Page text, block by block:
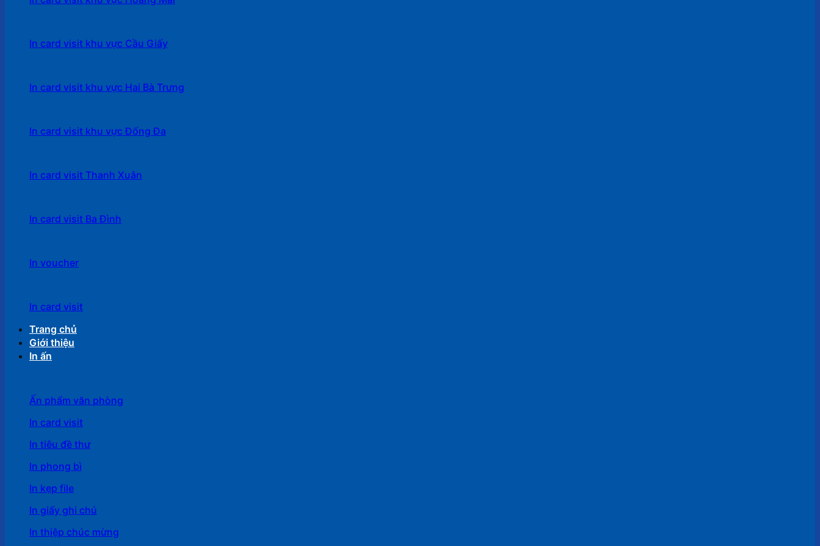
In card visit khu vực Cầu Giấy
In card visit khu vực Hai Bà Trưng
In card visit khu vực Đống Đa
In card visit Thanh Xuân
In card visit Ba Đình
In voucher
In card visit
Trang chủ
Giới thiệu
In ấn
Ấn phẩm văn phòng
In card visit
In tiêu đề thư
In phong bì
In kẹp file
In giấy ghi chú
In thiệp chúc mừng